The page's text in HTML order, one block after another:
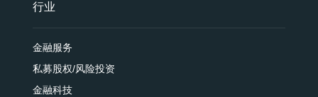
行业
金融服务
私募股权/风险投资
金融科技